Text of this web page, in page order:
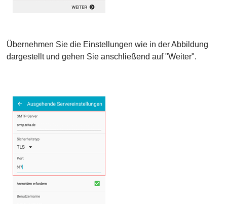
Übernehmen Sie die Einstellungen wie in der Abbildung
dargestellt und gehen Sie anschließend auf "Weiter".